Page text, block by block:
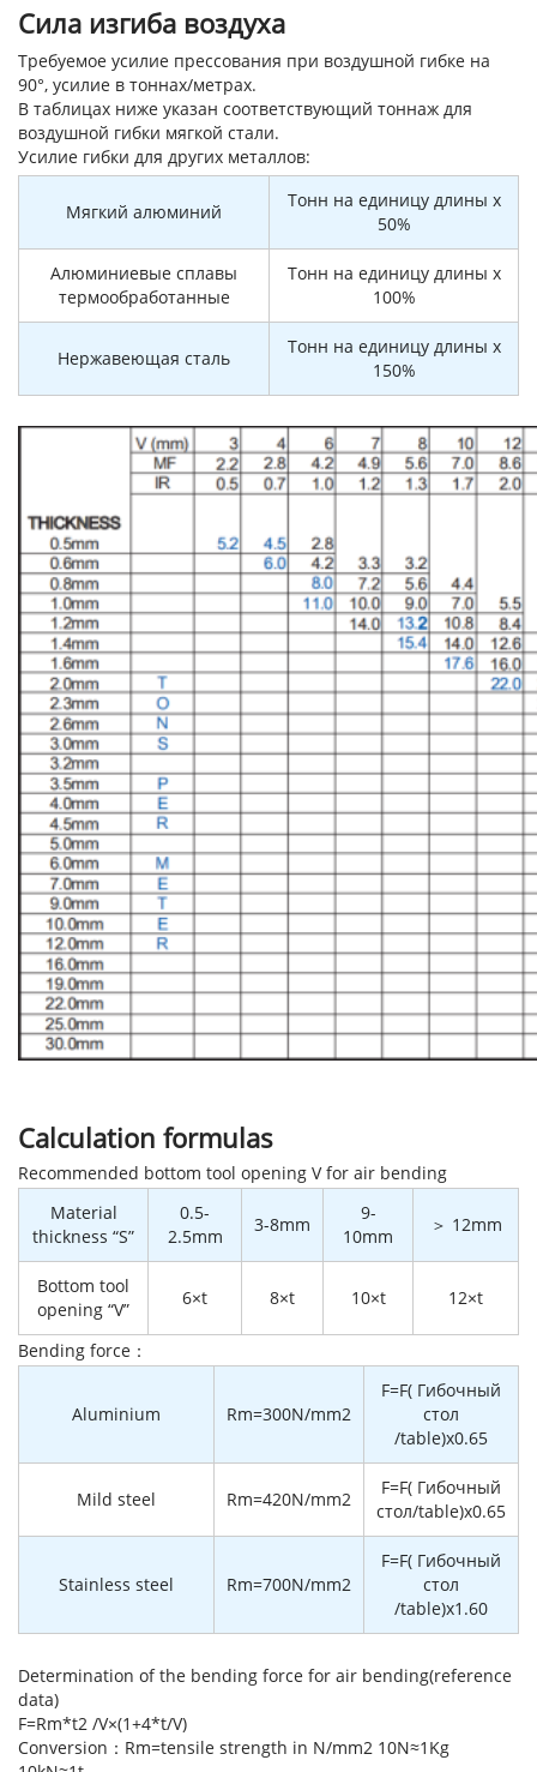
Сила изгиба воздуха
Требуемое усилие прессования при воздушной гибке на
90°, усилие в тоннах/метрах.
В таблицах ниже указан соответствующий тоннаж для
воздушной гибки мягкой стали.
Усилие гибки для других металлов:
Мягкий алюминий
Тонн на единицу длины x
50%
Алюминиевые сплавы
термообработанные
Тонн на единицу длины x
100%
Нержавеющая сталь
Тонн на единицу длины x
150%
Calculation formulas
Recommended bottom tool opening V for air bending
Material
thickness “S”
0.5-
2.5mm
3-8mm
9-
10mm
＞ 12mm
Bottom tool
opening “V”
6×t 8×t 10×t 12×t
Bending force：
Aluminium Rm=300N/mm2
F=F( Гибочный
стол
/table)x0.65
Mild steel Rm=420N/mm2
F=F( Гибочный
стол/table)x0.65
Stainless steel Rm=700N/mm2
F=F( Гибочный
стол
/table)x1.60
Determination of the bending force for air bending(reference
data)
F=Rm*t2 /V×(1+4*t/V)
Conversion：Rm=tensile strength in N/mm2 10N≈1Kg